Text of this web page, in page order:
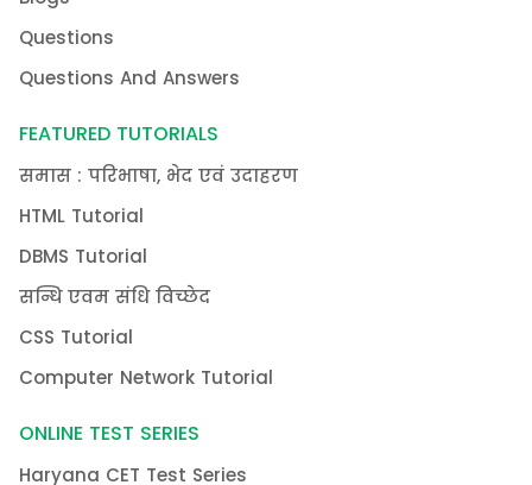
Questions
Questions And Answers
FEATURED TUTORIALS
समास : परिभाषा, भेद एवं उदाहरण
HTML Tutorial
DBMS Tutorial
सन्धि एवम संधि विच्छेद
CSS Tutorial
Computer Network Tutorial
ONLINE TEST SERIES
Haryana CET Test Series